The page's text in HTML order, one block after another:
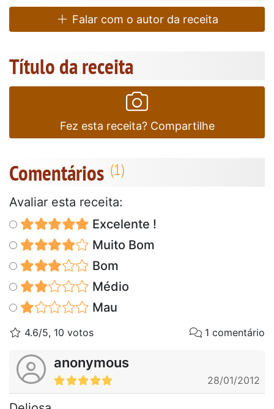
Falar com o autor da receita
Título da receita
Fez esta receita? Compartilhe
Comentários
Avaliar esta receita:
Excelente !
Muito Bom
Bom
Médio
Mau
4.6/5, 10 votos 1 comentário
anonymous
28/01/2012